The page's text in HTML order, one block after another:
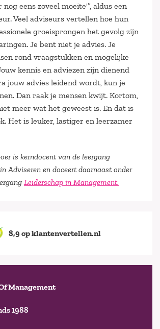
eens zoveel moeite'”, aldus een
Veel adviseurs vertellen hoe hun
groeisprongen het gevolg zijn
Je bent niet je advies. Je
rond vraagstukken en mogelijke
kennis en adviezen zijn dienend
jouw advies leidend wordt, kun je
Dan raak je mensen kwijt. Kortom,
meer wat het geweest is. En dat is
Het is leuker, lastiger en leerzamer
is kerndocent van de leergang
Adviseren en doceert daarnaast onder
Leiderschap in Management.
8,9 op klantenvertellen.nl
Management
1988